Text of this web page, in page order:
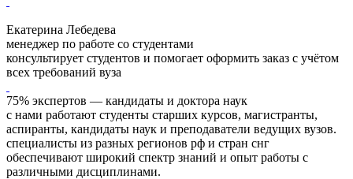
Екатерина Лебедева
менеджер по работе со студентами
консультирует студентов и помогает оформить заказ с учётом
всех требований вуза
75% экспертов — кандидаты и доктора наук
с нами работают студенты старших курсов, магистранты,
аспиранты, кандидаты наук и преподаватели ведущих вузов.
специалисты из разных регионов рф и стран снг
обеспечивают широкий спектр знаний и опыт работы с
различными дисциплинами.